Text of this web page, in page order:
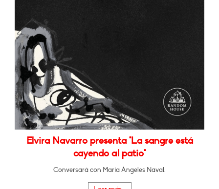
Elvira Navarro presenta "La sangre está
cayendo al patio"
Conversará con María Ángeles Naval.